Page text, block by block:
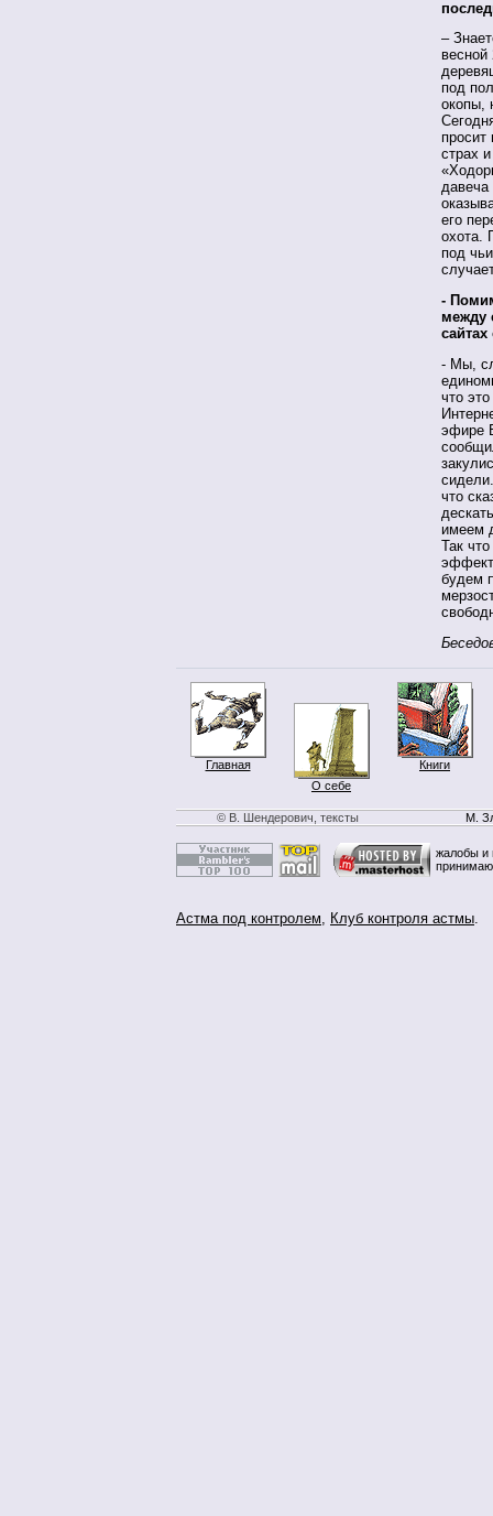
–
под
окопы,
просит
страх
его
охота.
под
-
между
- Мы,
что
эфире
что
имеем
Так
будем
Главная
О себе
Книги
© В. Шендерович, тексты М.
жалобы и
Астма под контролем, Клуб контроля астмы.